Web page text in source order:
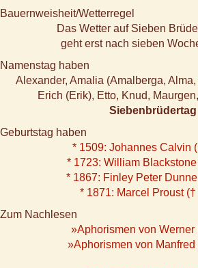
Bauernweisheit/Wetterregel
Das Wetter auf Sieben
geht erst nach sieben
Namenstag haben
Alexander, Amalia (Amalberga,
Erich (Erik), Etto, Knud,
Siebenbrüdertag
Geburtstag haben
* 1509: Johannes Calvin
* 1723: William
* 1867: Finley Peter
* 1871: Marcel Proust
Zum Nachlesen
»Aphorismen von Werner
»Aphorismen von